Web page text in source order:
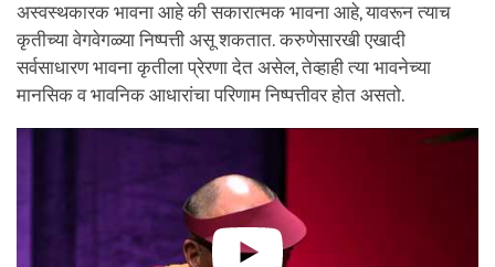
अस्वस्थकारक भावना आहे की सकारात्मक भावना आहे, यावरून त्याच
कृतीच्या वेगवेगळ्या निष्पत्ती असू शकतात. करुणेसारखी एखादी
सर्वसाधारण भावना कृतीला प्रेरणा देत असेल, तेव्हाही त्या भावनेच्या
मानसिक व भावनिक आधारांचा परिणाम निष्पत्तीवर होत असतो.